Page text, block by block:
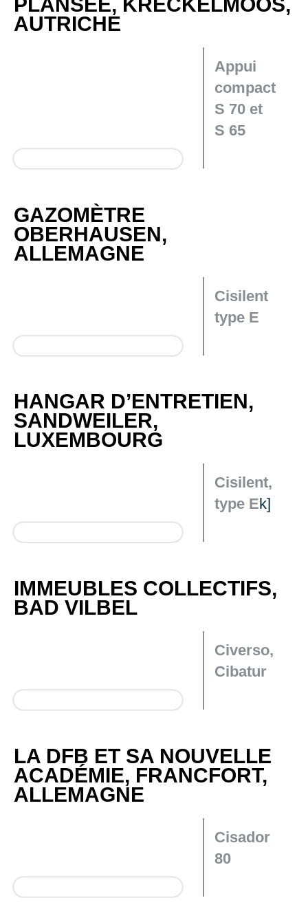
AUTRICHE
Appui
compact
S 70 et
S 65
GAZOMÈTRE
OBERHAUSEN,
ALLEMAGNE
Cisilent
type E
HANGAR D’ENTRETIEN,
SANDWEILER,
LUXEMBOURG
Cisilent,
type Ek]
IMMEUBLES COLLECTIFS,
BAD VILBEL
Civerso,
Cibatur
LA DFB ET SA NOUVELLE
ACADÉMIE, FRANCFORT,
ALLEMAGNE
Cisador
80